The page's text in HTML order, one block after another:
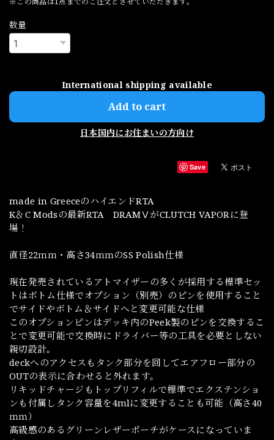
数量
International shipping available
Add to cart
日本国内にお住まいの方向け
Save
made in GreeceのハイエンドRTA
K＆C Modsの最新RTA DRAMⅤがCLUTCH VAPORに登
場！
直径22ｍｍ・高さ34ｍｍのSS Polish仕様
現在発売されているアトマイザーの多くが採用する標準セッ
トはボトム仕様でオプション（別売）のピンを使用すること
でサイドやボトム＆サイドへと変更可能な仕様
このオプションピンはデッキ内のPeek製のピンを交換するこ
とで変更可能で交換時にドライバー等の工具を必要としない
親切設計。
deckへのアクセスもタンク部分を回してエアフロー部分の
OUTの表示に合わせると外れます。
リキッドチャージもトップリフィルで標準でエクステンショ
ンも付属しタンク容量を4mlに変更することも可能（高さ40
ｍｍ）
高級感のあるグリーンレザーポーチがケースになっていま